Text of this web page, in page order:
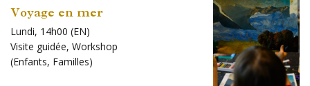
Voyage en mer
Lundi, 14h00 (EN)
Visite guidée, Workshop
(Enfants, Familles)